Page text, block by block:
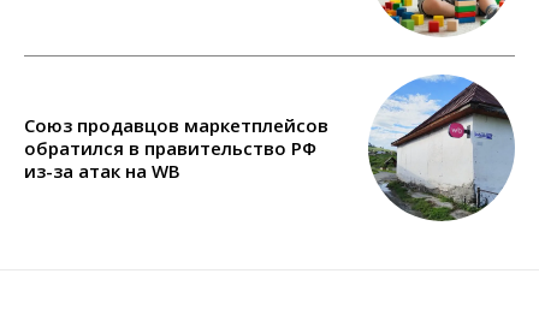
Союз продавцов маркетплейсов
обратился в правительство РФ
из-за атак на WB